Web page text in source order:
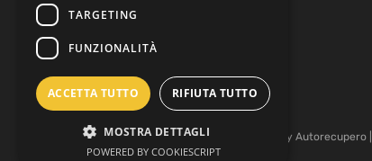
P.IVA: 05343530282
Copyright ©2026 MOTOREUSATO.COM by Autorecupero
TARGETING
FUNZIONALITÀ
ACCETTA TUTTO RIFIUTA TUTTO
MOSTRA DETTAGLI
POWERED BY COOKIESCRIPT